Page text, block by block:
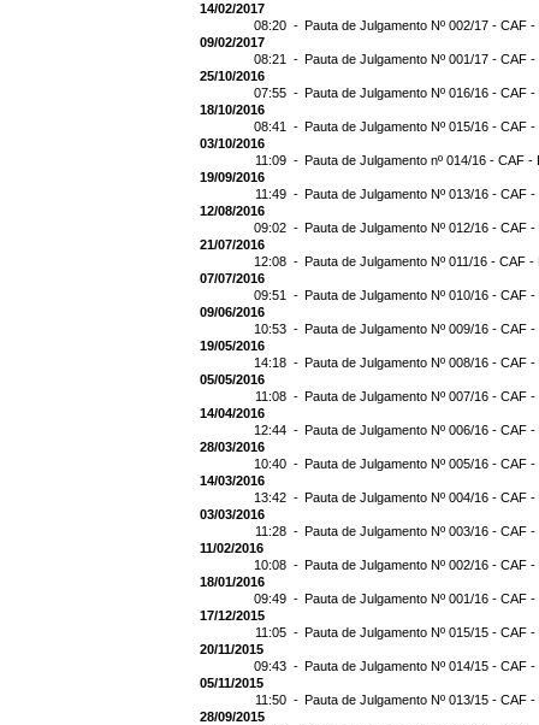
14/02/2017
08:20 - Pauta de Julgamento Nº 002/17 - CAF
09/02/2017
08:21 - Pauta de Julgamento Nº 001/17 - CAF
25/10/2016
07:55 - Pauta de Julgamento Nº 016/16 - CAF
18/10/2016
08:41 - Pauta de Julgamento Nº 015/16 - CAF
03/10/2016
11:09 - Pauta de Julgamento nº 014/16 - CAF -
19/09/2016
11:49 - Pauta de Julgamento Nº 013/16 - CAF
12/08/2016
09:02 - Pauta de Julgamento Nº 012/16 - CAF
21/07/2016
12:08 - Pauta de Julgamento Nº 011/16 - CAF -
07/07/2016
09:51 - Pauta de Julgamento Nº 010/16 - CAF
09/06/2016
10:53 - Pauta de Julgamento Nº 009/16 - CAF
19/05/2016
14:18 - Pauta de Julgamento Nº 008/16 - CAF
05/05/2016
11:08 - Pauta de Julgamento Nº 007/16 - CAF -
14/04/2016
12:44 - Pauta de Julgamento Nº 006/16 - CAF
28/03/2016
10:40 - Pauta de Julgamento Nº 005/16 - CAF
14/03/2016
13:42 - Pauta de Julgamento Nº 004/16 - CAF
03/03/2016
11:28 - Pauta de Julgamento Nº 003/16 - CAF
11/02/2016
10:08 - Pauta de Julgamento Nº 002/16 - CAF
18/01/2016
09:49 - Pauta de Julgamento Nº 001/16 - CAF
17/12/2015
11:05 - Pauta de Julgamento Nº 015/15 - CAF
20/11/2015
09:43 - Pauta de Julgamento Nº 014/15 - CAF -
05/11/2015
11:50 - Pauta de Julgamento Nº 013/15 - CAF -
28/09/2015